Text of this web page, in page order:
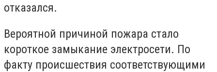
отказался.
Вероятной причиной пожара стало
короткое замыкание электросети. По
факту происшествия соответствующими